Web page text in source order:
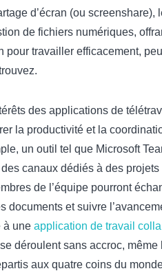
d’écran (ou screenshare),
de fichiers numériques,
pour travailler efficacement, peu
des applications de
la productivité et la
un outil tel que Microsoft
canaux dédiés à des projets
de l’équipe pourront
documents et suivre
à une application de travail
déroulent sans accroc, même
aux quatre coins du